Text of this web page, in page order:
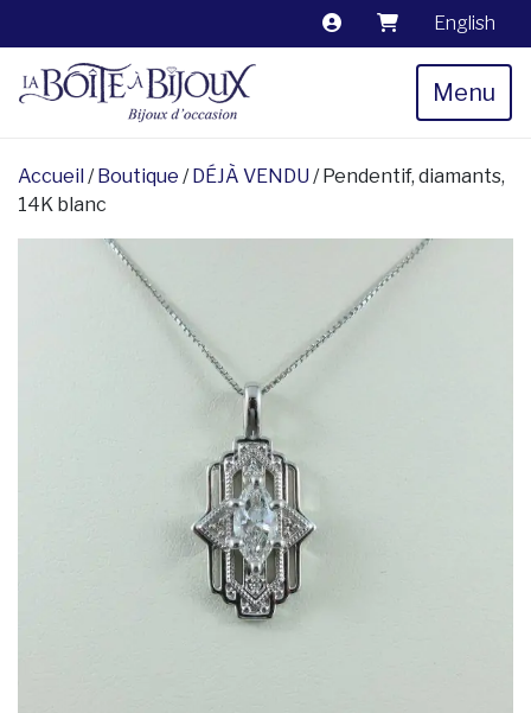
English
Menu
Accueil /Boutique /DÉJÀ VENDU / Pendentif, diamants,
14K blanc